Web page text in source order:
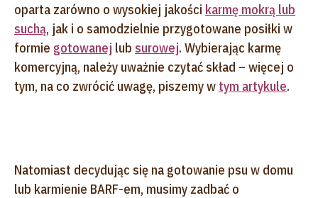
oparta zarówno o wysokiej jakości karmę mokrą lub
suchą, jak i o samodzielnie przygotowane posiłki w
formie gotowanej lub surowej. Wybierając karmę
komercyjną, należy uważnie czytać skład – więcej o
tym, na co zwrócić uwagę, piszemy w tym artykule.
Natomiast decydując się na gotowanie psu w domu
lub karmienie BARF-em, musimy zadbać o